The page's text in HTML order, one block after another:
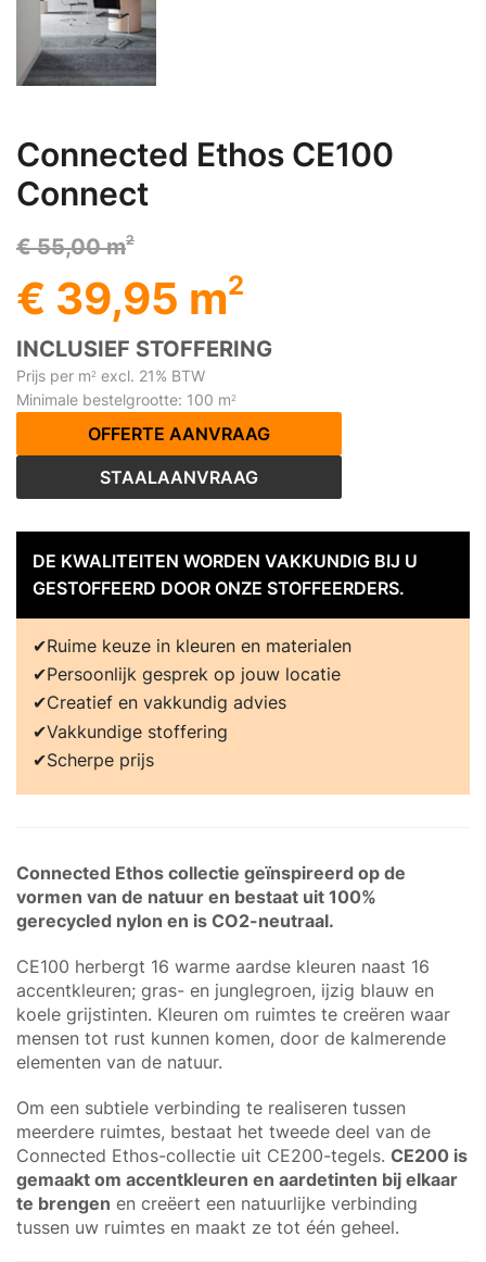
Connected Ethos CE100
Connect
€ 55,00 m2
€ 39,95 m2
INCLUSIEF STOFFERING
Prijs per m2 excl. 21% BTW
Minimale bestelgrootte: 100 m2
OFFERTE AANVRAAG
STAALAANVRAAG
DE KWALITEITEN WORDEN VAKKUNDIG BIJ U
GESTOFFEERD DOOR ONZE STOFFEERDERS.
Ruime keuze in kleuren en materialen
Persoonlijk gesprek op jouw locatie
Creatief en vakkundig advies
Vakkundige stoffering
Scherpe prijs
Connected Ethos collectie geïnspireerd op de
vormen van de natuur en bestaat uit 100%
gerecycled nylon en is CO2-neutraal.
CE100 herbergt 16 warme aardse kleuren naast 16
accentkleuren; gras- en junglegroen, ijzig blauw en
koele grijstinten. Kleuren om ruimtes te creëren waar
mensen tot rust kunnen komen, door de kalmerende
elementen van de natuur.
Om een subtiele verbinding te realiseren tussen
meerdere ruimtes, bestaat het tweede deel van de
Connected Ethos-collectie uit CE200-tegels. CE200 is
gemaakt om accentkleuren en aardetinten bij elkaar
te brengen en creëert een natuurlijke verbinding
tussen uw ruimtes en maakt ze tot één geheel.